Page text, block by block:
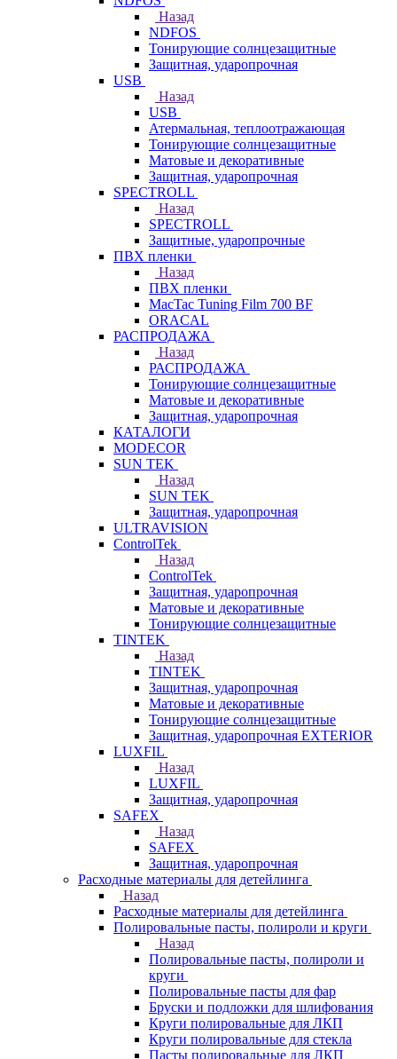
Назад
NDFOS
Тонирующие солнцезащитные
Защитная, ударопрочная
USB
Назад
USB
Атермальная, теплоотражающая
Тонирующие солнцезащитные
Матовые и декоративные
Защитная, ударопрочная
SPECTROLL
Назад
SPECTROLL
Защитные, ударопрочные
ПВХ пленки
Назад
ПВХ пленки
MacTac Tuning Film 700 BF
ORACAL
РАСПРОДАЖА
Назад
РАСПРОДАЖА
Тонирующие солнцезащитные
Матовые и декоративные
Защитная, ударопрочная
КАТАЛОГИ
MODECOR
SUN TEK
Назад
SUN TEK
Защитная, ударопрочная
ULTRAVISION
ControlTek
Назад
ControlTek
Защитная, ударопрочная
Матовые и декоративные
Тонирующие солнцезащитные
TINTEK
Назад
TINTEK
Защитная, ударопрочная
Матовые и декоративные
Тонирующие солнцезащитные
Защитная, ударопрочная EXTERIOR
LUXFIL
Назад
LUXFIL
Защитная, ударопрочная
SAFEX
Назад
SAFEX
Защитная, ударопрочная
Расходные материалы для детейлинга
Назад
Расходные материалы для детейлинга
Полировальные пасты, полироли и круги
Назад
Полировальные пасты, полироли и
круги
Полировальные пасты для фар
Бруски и подложки для шлифования
Круги полировальные для ЛКП
Круги полировальные для стекла
Пасты полировальные для ЛКП